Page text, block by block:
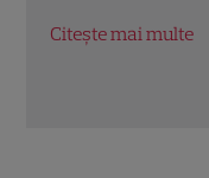
Citește mai multe